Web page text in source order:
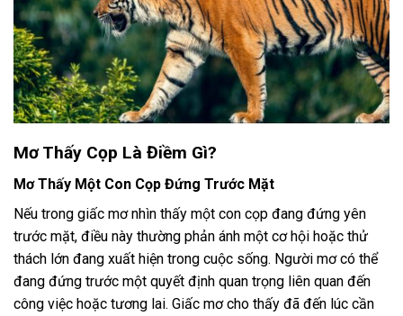
Mơ Thấy Cọp Là Điềm Gì?
Mơ Thấy Một Con Cọp Đứng Trước Mặt
Nếu trong giấc mơ nhìn thấy một con cọp đang đứng yên
trước mặt, điều này thường phản ánh một cơ hội hoặc thử
thách lớn đang xuất hiện trong cuộc sống. Người mơ có thể
đang đứng trước một quyết định quan trọng liên quan đến
công việc hoặc tương lai. Giấc mơ cho thấy đã đến lúc cần